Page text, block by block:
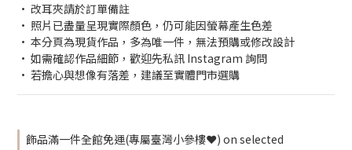
• 改耳夾請於訂單備註
• 照片已盡量呈現實際顏色，仍可能因螢幕產生色差
• 本分頁為現貨作品，多為唯一件，無法預購或修改設計
• 如需確認作品細節，歡迎先私訊 Instagram 詢問
• 若擔心與想像有落差，建議至實體門市選購
飾品滿一件全館免運(專屬臺灣小參樓❤️) on selected